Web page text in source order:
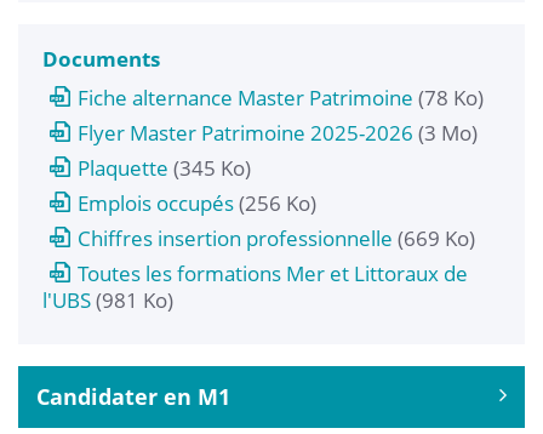
Documents
Fiche alternance Master Patrimoine (78 Ko)
Flyer Master Patrimoine 2025-2026 (3 Mo)
Plaquette (345 Ko)
Emplois occupés(256 Ko)
Chiffres insertion professionnelle (669 Ko)
Toutes les formations Mer et Littoraux de
l'UBS(981 Ko)
Candidater en M1